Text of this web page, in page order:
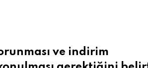
ve indirim